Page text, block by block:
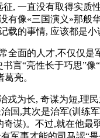
征, 一直没有取得实质
有像«三国演义»那般
载的事情, 应该都是小
全面的人才,不仅仅是
言“亮性长于巧思”像
亮。
戎为长, 奇谋为短,理
国,其次是治军(训练
奇谋)。不过,就在他最
军事才能的司马認“